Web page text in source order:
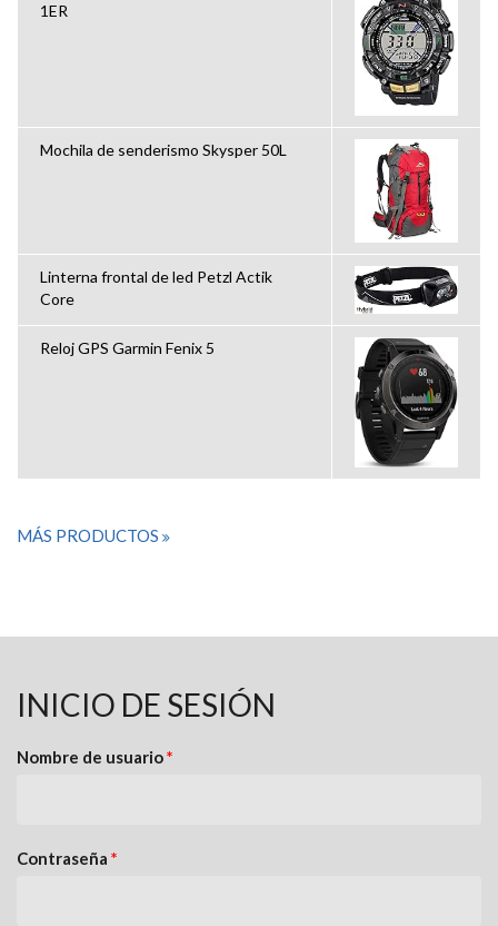
1ER
Mochila de senderismo Skysper 50L
Linterna frontal de led Petzl Actik
Core
Reloj GPS Garmin Fenix 5
MÁS PRODUCTOS
INICIO DE SESIÓN
Nombre de usuario*
Contraseña *